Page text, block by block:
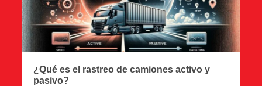
¿Qué es el rastreo de camiones activo y
pasivo?